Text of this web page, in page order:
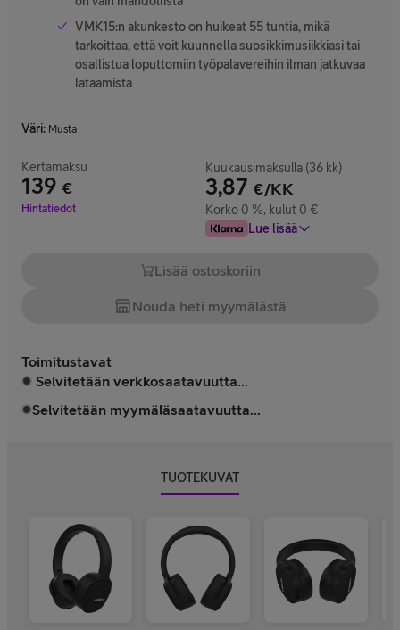
VMK15:n akunkesto on huikeat 55 tuntia, mikä
tarkoittaa, että voit kuunnella suosikkimusiikkiasi tai
osallistua loputtomiin työpalavereihin ilman jatkuvaa
lataamista
Väri: Musta
Kertamaksu
139 €
Hinta 139 €
Hintatiedot
Kuukausimaksulla (36 kk)
3,87 €/KK
Korko 0 %, kulut 0 €
Lue lisää
Lisää ostoskoriin
Nouda heti myymälästä
Toimitustavat
Selvitetään verkkosaatavuutta...
Selvitetään myymäläsaatavuutta...
TUOTEKUVAT